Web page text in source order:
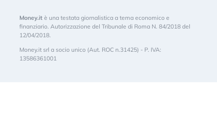
Money.it è una testata giornalistica a tema economico e
finanziario. Autorizzazione del Tribunale di Roma N. 84/2018 del
12/04/2018.
Money.it srl a socio unico (Aut. ROC n.31425) - P. IVA:
13586361001